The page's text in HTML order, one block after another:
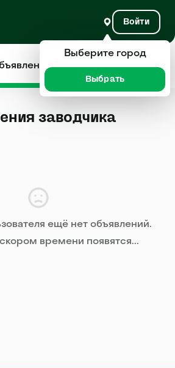
Войти
Отзывы
заводчика
ещё нет объявлений.
времени появятся...
Выберите город
Выбрать